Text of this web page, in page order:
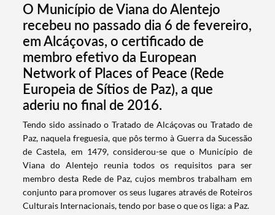
O Município de Viana do Alentejo
recebeu no passado dia 6 de fevereiro,
em Alcáçovas, o certificado de
membro efetivo da European
Network of Places of Peace (Rede
Europeia de Sítios de Paz), a que
aderiu no final de 2016.
​Tendo sido assinado o Tratado de Alcáçovas ou Tratado de
Paz, naquela freguesia, que pôs termo à Guerra da Sucessão
de Castela, em 1479, considerou-se que o Município de
Viana do Alentejo reunia todos os requisitos para ser
membro desta Rede de Paz, cujos membros trabalham em
conjunto para promover os seus lugares através de Roteiros
Culturais Internacionais, tendo por base o que os liga: a Paz.